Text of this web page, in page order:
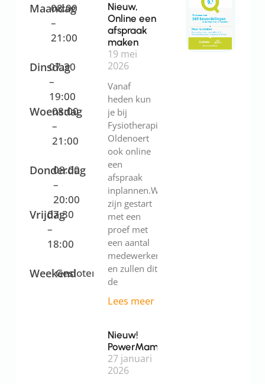
Maandag
08:00
–
21:00
Dinsdag
07:30
–
19:00
Woensdag
08:00
–
21:00
Donderdag
08:00
–
20:00
Vrijdag
07:30
–
18:00
Weekend
Gesloten
Nieuw,
Online een
afspraak
maken
19 mei
2026
Vanaf
heden kun
je bij
Fysiotherapie
Oldenoert
ook online
een
afspraak
inplannen.We
zijn gestart
met een
proef met
een aantal
medewerkers
en zullen dit
de
Lees meer
Nieuw!
PowerMama
27 januari
2026